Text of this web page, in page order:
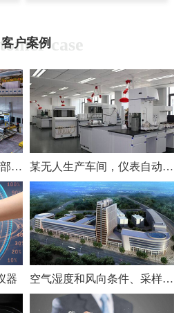
客户案例case
挥向造假企业、地方环保部门和地方政府 某无人生产车间，仪表自动报警检测
器 空气湿度和风向条件、采样仪的流量数据